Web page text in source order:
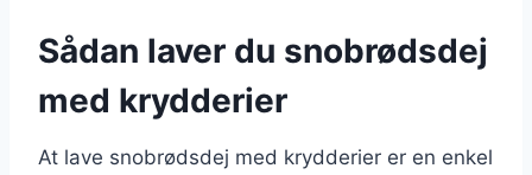
Sådan laver du snobrødsdej
med krydderier
At lave snobrødsdej med krydderier er en enkel